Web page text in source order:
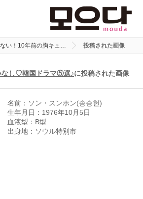
い！10年前の胸キュ… 投稿された画像
なし♡韓国ドラマ⑤選♪に投稿された画像
名前：ソン・スンホン(송승헌)
生年月日：1976年10月5日
血液型：B型
出身地：ソウル特別市